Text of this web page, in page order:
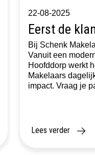
22-08-2025
Eerst de
Bij Schenk
Vanuit een
Hoofddorp werkt
Makelaars
impact. Vraag je
Lees verder